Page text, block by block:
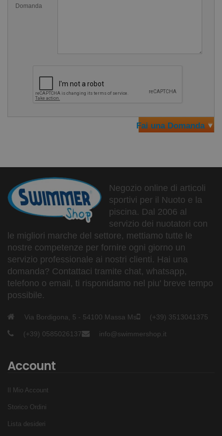
Non necessita di ulteriori fasce o fermagli, facilita
La cuffia esterna e realizzata 78% Poliammide 22%
Elastane Xtra Life Lycra;
all'apposita categoria sullecuffie da nuotoin vendita qui
su Swimmershop.
Domanda
Fai una Domanda
Negozio online di articoli
sportivi per il Nuoto e la
piscina. Dal 2006 al
servizio dei nuotatori con
le migliori marche del settore, mettiamo tutte le
nostre competenze per fornire ogni giorno un
servizio professionale ai nostri clienti. Hai una
domanda? Contattaci tramite chat, whatsapp,
telefono o email, ti risponidamo nel piu' breve tempo
possibile.
Via Bordigona, 5 - 54100 Massa Ms (+39) 3513041375
(+39) 0585026137 info@swimmershop.it
Account
Il Mio Account
Storico Ordini
Lista desideri